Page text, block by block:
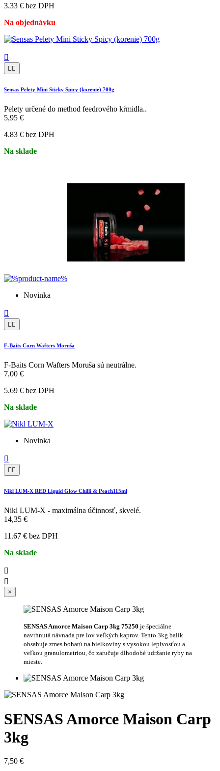
3.33 € bez DPH
Na objednávku

 
Sensas Pelety Mini Sticky Spicy (korenie) 700g
Pelety určené do method feedrového kŕmidla..
5,95 €
4.83 € bez DPH
Na sklade
Novinka

 
F-Baits Corn Wafters Moruša
F-Baits Corn Wafters Moruša sú neutrálne.
7,00 €
5.69 € bez DPH
Na sklade
Novinka

 
Nikl LUM-X RED Liquid Glow Chilli & Peach115ml
Nikl LUM-X - maximálna účinnosť, skvelé.
14,35 €
11.67 € bez DPH
Na sklade


×
SENSAS Amorce Maison Carp 3kg 75250 je špeciálne
navrhnutá návnada pre lov veľkých kaprov. Tento 3kg balík
obsahuje zmes bohatú na bielkoviny s vysokou lepivosťou a
veľkou granulometriou, čo zaručuje dlhodobé udržanie ryby na
mieste.
SENSAS Amorce Maison Carp
3kg
7,50 €